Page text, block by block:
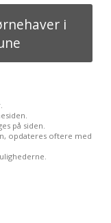
i
på siden.
opdateres oftere med